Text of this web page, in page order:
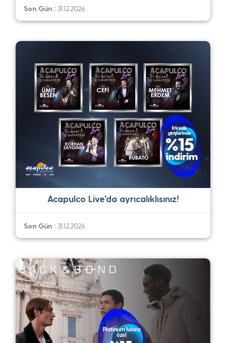
Son Gün : 31.12.2026
Acapulco Live'da ayrıcalıklısınız!
Son Gün : 31.12.2026